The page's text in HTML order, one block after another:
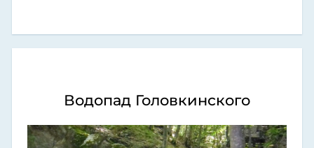
Водопад Головкинского